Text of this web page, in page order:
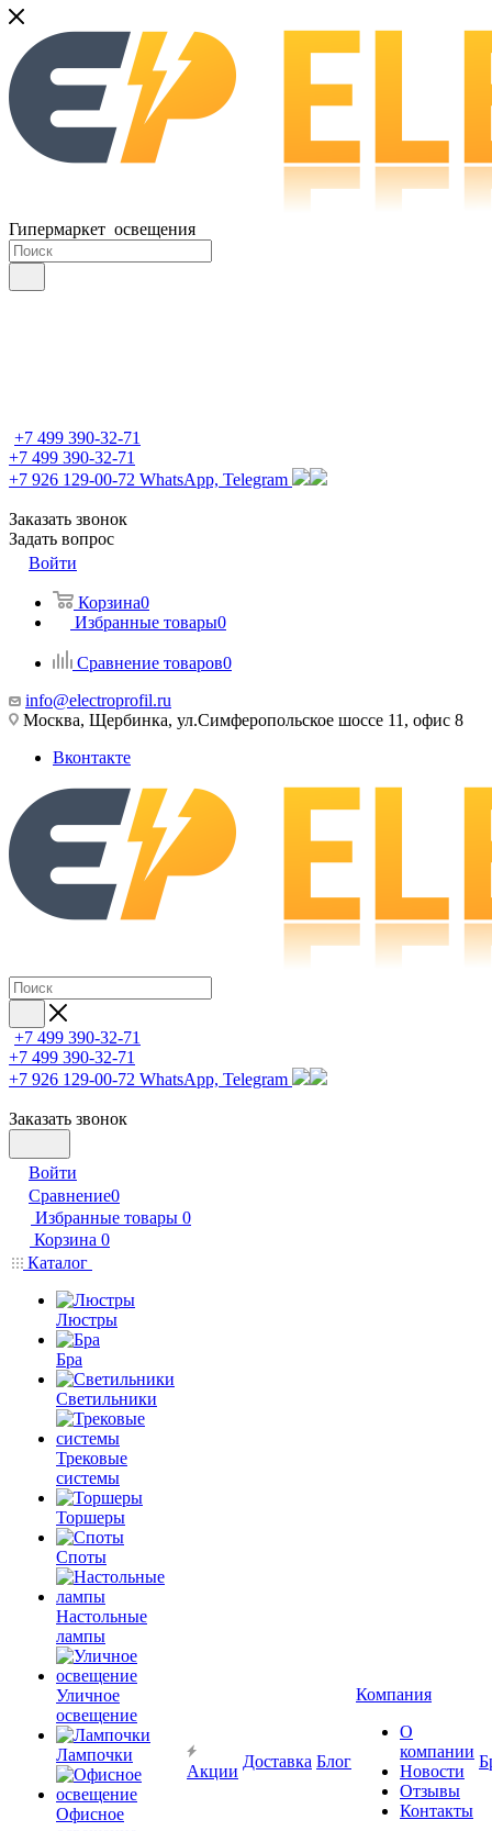
Гипермаркет освещения
+7 499 390-32-71
+7 499 390-32-71
+7 926 129-00-72 WhatsApp, Telegram
Заказать звонок
Задать вопрос
Войти
Корзина0
Избранные товары0
Сравнение товаров0
info@electroprofil.ru
Москва, Щербинка, ул.Симферопольское шоссе 11, офис 8
Вконтакте
+7 499 390-32-71
+7 499 390-32-71
+7 926 129-00-72 WhatsApp, Telegram
Заказать звонок
Войти
Сравнение0
Избранные товары 0
Корзина 0
Каталог
Люстры
Бра
Светильники
Трековые
системы
Торшеры
Споты
Настольные
лампы
Уличное
освещение
Лампочки
Офисное
Акции
Доставка Блог
Компания
О
компании
Новости
Отзывы
Контакты